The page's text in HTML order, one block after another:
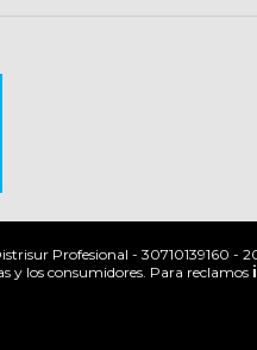
Profesional - 30710139160 -
y los consumidores. Para reclamos